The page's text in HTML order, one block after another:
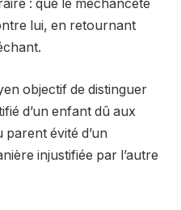
: que le méchanceté
lui, en retournant
objectif de distinguer
d’un enfant dû aux
évité d’un
injustifiée par l’autre